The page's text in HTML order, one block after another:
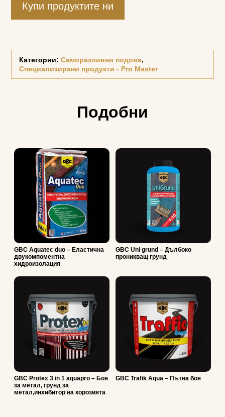
Купи продуктите ни
Категории:Саморазливни подове,
Специализирани продукти - Pro Master
Подобни
GBC Aquatec duo – Еластична
двукомпоментна
хидроизолация
GBC Uni grund – Дълбоко
проникващ грунд
GBC Protex 3 in 1 aquapro – Боя
за метал, грунд за
метал,инхибитор на корозията
GBC Trafik Aqua – Пътна боя